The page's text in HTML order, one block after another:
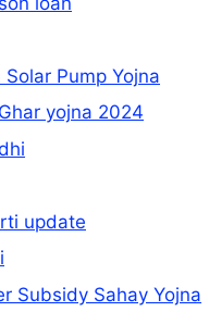
Solar Pump Yojna
yojna 2024
update
Subsidy Sahay Yojna